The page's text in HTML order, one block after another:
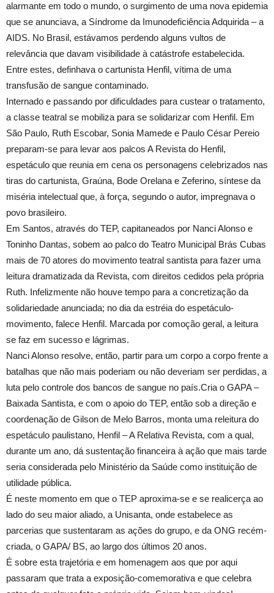
alarmante em todo o mundo, o surgimento de uma nova epidemia
que se anunciava, a Síndrome da Imunodeficiência Adquirida – a
AIDS. No Brasil, estávamos perdendo alguns vultos de
relevância que davam visibilidade à catástrofe estabelecida.
Entre estes, definhava o cartunista Henfil, vítima de uma
transfusão de sangue contaminado.
Internado e passando por dificuldades para custear o tratamento,
a classe teatral se mobiliza para se solidarizar com Henfil. Em
São Paulo, Ruth Escobar, Sonia Mamede e Paulo César Pereio
preparam-se para levar aos palcos A Revista do Henfil,
espetáculo que reunia em cena os personagens celebrizados nas
tiras do cartunista, Graúna, Bode Orelana e Zeferino, síntese da
miséria intelectual que, à força, segundo o autor, impregnava o
povo brasileiro.
Em Santos, através do TEP, capitaneados por Nanci Alonso e
Toninho Dantas, sobem ao palco do Teatro Municipal Brás Cubas
mais de 70 atores do movimento teatral santista para fazer uma
leitura dramatizada da Revista, com direitos cedidos pela própria
Ruth. Infelizmente não houve tempo para a concretização da
solidariedade anunciada; no dia da estréia do espetáculo-
movimento, falece Henfil. Marcada por comoção geral, a leitura
se faz em sucesso e lágrimas.
Nanci Alonso resolve, então, partir para um corpo a corpo frente a
batalhas que não mais poderiam ou não deveriam ser perdidas, a
luta pelo controle dos bancos de sangue no país.Cria o GAPA –
Baixada Santista, e com o apoio do TEP, então sob a direção e
coordenação de Gilson de Melo Barros, monta uma releitura do
espetáculo paulistano, Henfil – A Relativa Revista, com a qual,
durante um ano, dá sustentação financeira à ação que mais tarde
seria considerada pelo Ministério da Saúde como instituição de
utilidade pública.
É neste momento em que o TEP aproxima-se e se realicerça ao
lado do seu maior aliado, a Unisanta, onde estabelece as
parcerias que sustentaram as ações do grupo, e da ONG recém-
criada, o GAPA/ BS, ao largo dos últimos 20 anos.
É sobre esta trajetória e em homenagem aos que por aqui
passaram que trata a exposição-comemorativa e que celebra